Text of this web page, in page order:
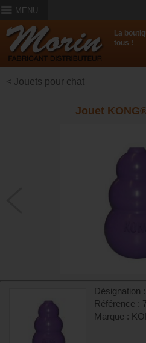
MENU
La
tous !
< Jouets pour chat
Jouet
Désignation
Référence :
Marque :